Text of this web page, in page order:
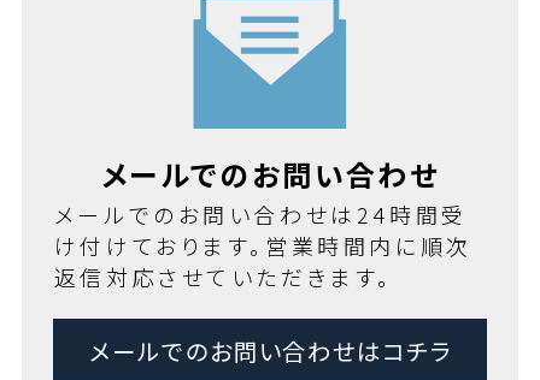
メールでのお問い合わせ
メールでのお問い合わせは24時間受
け付けております。営業時間内に順次
返信対応させていただきます。
メールでのお問い合わせはコチラ